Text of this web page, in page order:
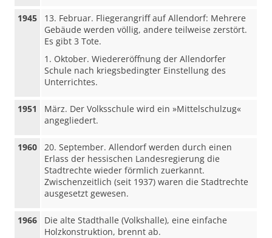
1945
13. Februar. Fliegerangriff auf Allendorf: Mehrere
Gebäude werden völlig, andere teilweise zerstört.
Es gibt 3 Tote.
1. Oktober. Wiedereröffnung der Allendorfer
Schule nach kriegsbedingter Einstellung des
Unterrichtes.
1951
März. Der Volksschule wird ein »Mittelschulzug«
angegliedert.
1960
20. September. Allendorf werden durch einen
Erlass der hessischen Landesregierung die
Stadtrechte wieder förmlich zuerkannt.
Zwischenzeitlich (seit 1937) waren die Stadtrechte
ausgesetzt gewesen.
1966
Die alte Stadthalle (Volkshalle), eine einfache
Holzkonstruktion, brennt ab.